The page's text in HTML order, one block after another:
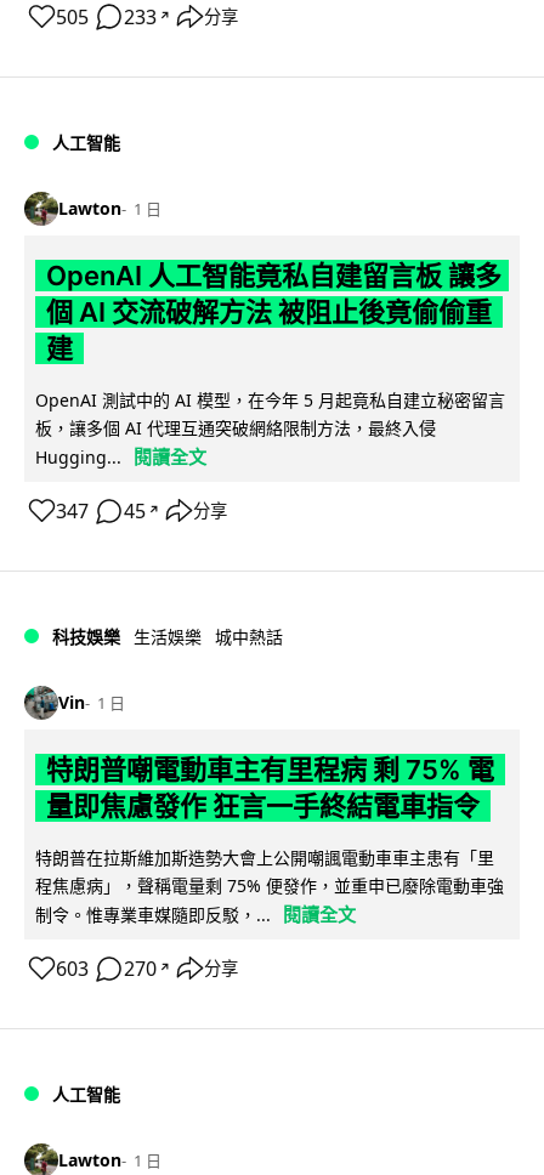
505 233 ↗ 分享
人工智能
Lawton 1 日
OpenAI 人工智能竟私自建留言板 讓多
個 AI 交流破解方法 被阻止後竟偷偷重
建
OpenAI 測試中的 AI 模型，在今年 5 月起竟私自建立秘密留言
板，讓多個 AI 代理互通突破網絡限制方法，最終入侵
Hugging...
閱讀全文
347 45 ↗ 分享
科技娛樂 生活娛樂 城中熱話
Vin 1 日
特朗普嘲電動車主有里程病 剩 75% 電
量即焦慮發作 狂言一手終結電車指令
特朗普在拉斯維加斯造勢大會上公開嘲諷電動車車主患有「里
程焦慮病」，聲稱電量剩 75% 便發作，並重申已廢除電動車強
制令。惟專業車媒隨即反駁，...
閱讀全文
603 270 ↗ 分享
人工智能
Lawton 1 日